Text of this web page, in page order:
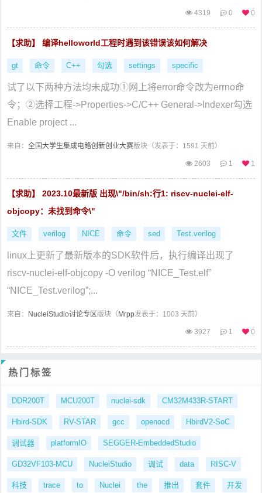
4319 0 0
【求助】 编译helloworld工程时遇到该错误该如何解决
gt 命令 C++ 勾选 settings specific
试了以下两种方法均未成功①网上将error命令改为errno命
令；②选择工程->Properties->C/C++ General->Indexer勾选
Enable project ...
来自： 全国大学生集成电路创新创业大赛版块（发表于：1591 天前）
2603 1 1
【求助】 2023.10最新版 出现\"/bin/sh:行1: riscv-nuclei-elf-
objcopy：未找到命令\"
文件 verilog NICE 命令 sed Test.verilog
linux上更新了最新版本的SDK软件后，执行编译出现了
riscv-nuclei-elf-objcopy -O verilog “NICE_Test.elf”
“NICE_Test.verilog”;...
来自： NucleiStudio讨论专区版块（ Mrpp发表于：1003 天前）
3927 1 0
热门标签
DDR200T MCU200T nuclei-sdk CM32M433R-START
Hbird-SDK RV-STAR gcc openocd HbirdV2-SoC
调试器 platformIO SEGGER-EmbeddedStudio
GD32VF103-MCU NucleiStudio 调试 data RISC-V
科技 trace to Nuclei the 推出 套件 开发